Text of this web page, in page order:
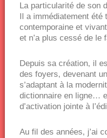
La particularité de son
Il a immédiatement
contemporaine et
et n’a plus cessé de le
Depuis sa création, il
des foyers, devenant
s’adaptant à la
dictionnaire en ligne…
d’activation jointe à
Au fil des années, j’ai